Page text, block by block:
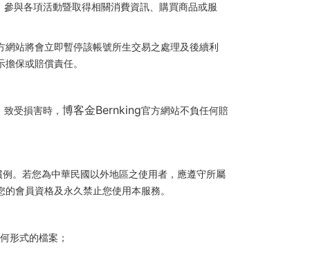
與各項活動暨取得相關消費資訊、購買商品或服
網站將會立即暫停該帳號所生交易之處理及後續利
保或賠償責任。
受損害時， 博客金Bernking官方網站不負任何賠
。若您為中華民國以外地區之使用者，應遵守所屬
會員資格及永久禁止您使用本服務。
形式的檔案；